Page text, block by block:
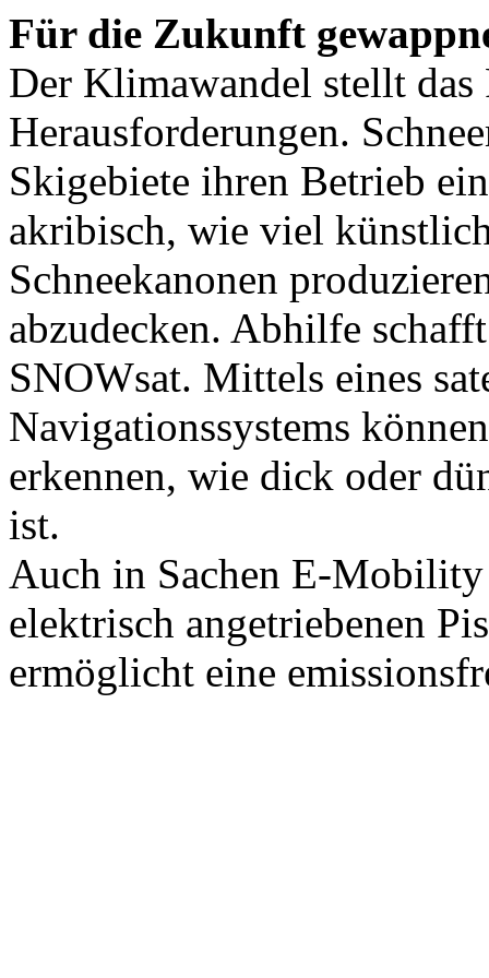
Für die Zukunft
Der Klimawandel stellt das
Herausforderungen.
Skigebiete ihren Betrieb
akribisch, wie viel
Schneekanonen
abzudecken. Abhilfe
SNOWsat. Mittels eines
Navigationssystems
erkennen, wie dick oder
ist.
Auch in Sachen E-
elektrisch angetriebenen
ermöglicht eine